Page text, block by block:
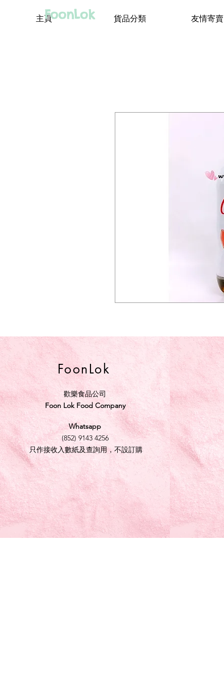
FoonLok
主頁 貨品分類 友情寄賣
FoonLok
歡樂食品公司
Foon Lok Food Company
Whatsapp
(852) 9143 4256
只作接收入數紙及查詢用，不設訂購